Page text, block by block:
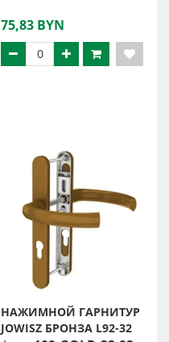
75,83 BYN
НАЖИМНОЙ ГАРНИТУР
JOWISZ БРОНЗА L92-32